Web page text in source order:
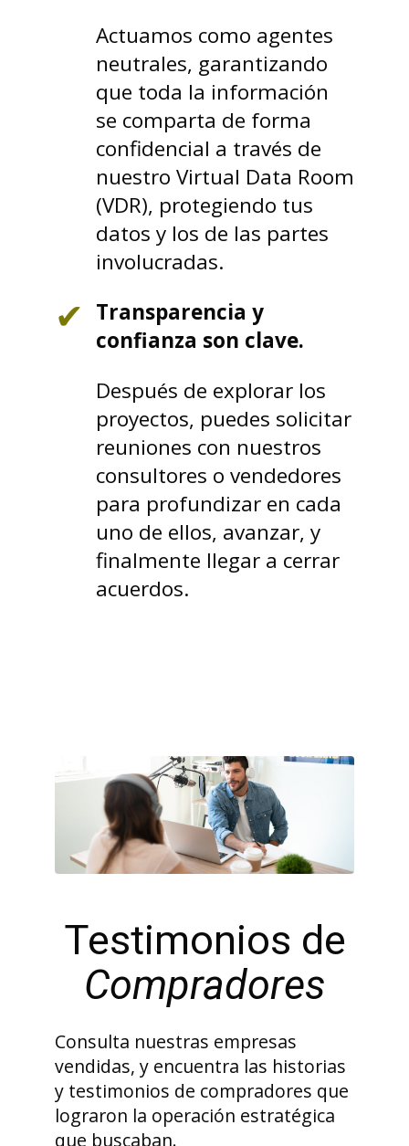
Actuamos como agentes
neutrales, garantizando
que toda la información
se comparta de forma
confidencial a través de
nuestro Virtual Data Room
(VDR), protegiendo tus
datos y los de las partes
involucradas.
Transparencia y
confianza son clave.
Después de explorar los
proyectos, puedes solicitar
reuniones con nuestros
consultores o vendedores
para profundizar en cada
uno de ellos, avanzar, y
finalmente llegar a cerrar
acuerdos.
Testimonios de
Compradores
Consulta nuestras empresas
vendidas, y encuentra las historias
y testimonios de compradores que
lograron la operación estratégica
que buscaban.